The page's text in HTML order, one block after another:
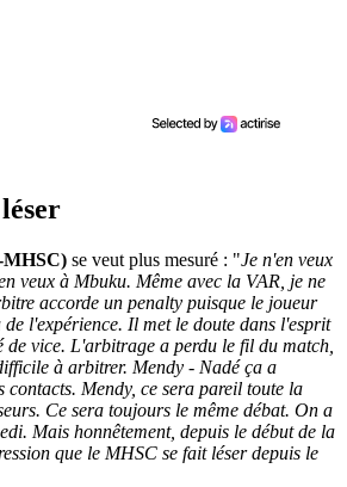
MHSC) se veut plus mesuré : "Je n'en veux
veux à Mbuku. Même avec la VAR, je ne
accorde un penalty puisque le joueur
l'expérience. Il met le doute dans l'esprit
vice. L'arbitrage a perdu le fil du match,
à arbitrer. Mendy - Nadé ça a
contacts. Mendy, ce sera pareil toute la
Ce sera toujours le même débat. On a
Mais honnêtement, depuis le début de la
que le MHSC se fait léser depuis le